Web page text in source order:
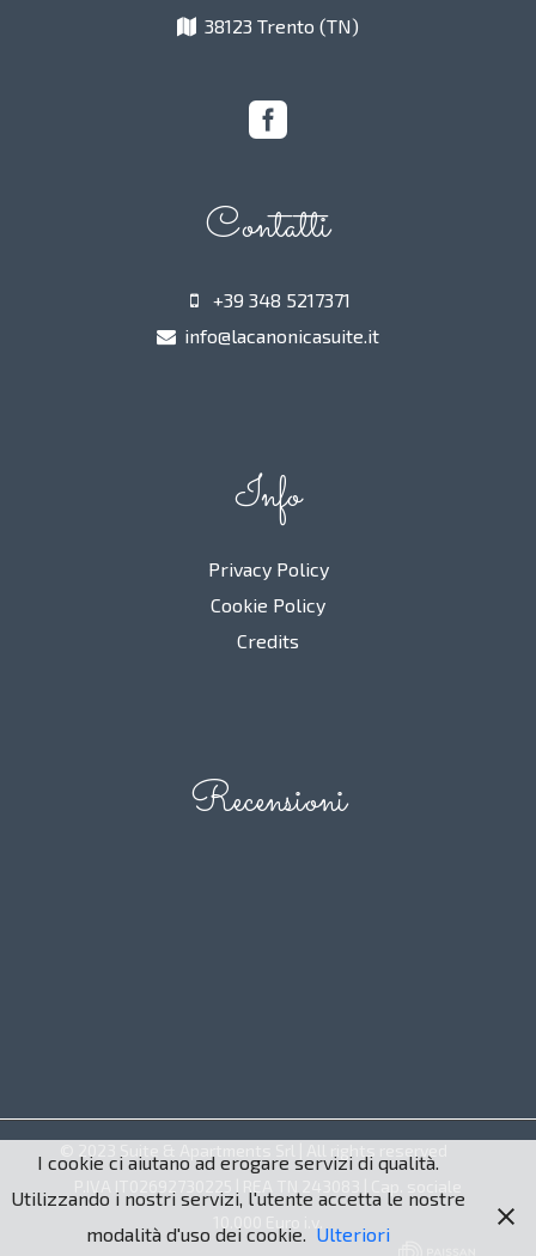
38123 Trento (TN)
Contatti
+39 348 5217371
info@lacanonicasuite.it
Info
Privacy Policy
Cookie Policy
Credits
Recensioni
I cookie ci aiutano ad erogare servizi di qualità.
Utilizzando i nostri servizi, l'utente accetta le nostre
modalità d'uso dei cookie. Ulteriori